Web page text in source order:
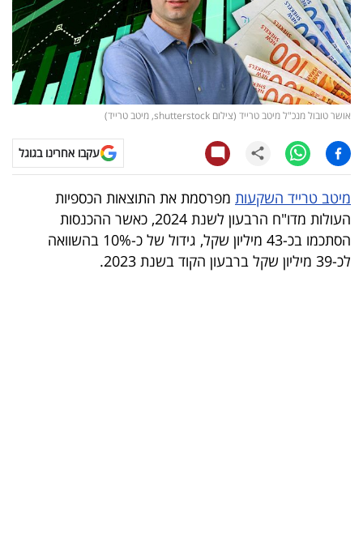
עסקית
קריפטו
ויראלי
עסקי
ספורט
קריירה
ולימודים
אושר טובול מנכ"ל מיטב טרייד (צילום shutterstock, מיטב טרייד)
עקבו אחרינו בגוגל
מיטב טרייד השקעות מפרסמת את התוצאות הכספיות
העולות מדו"ח הרבעון לשנת 2024, כאשר ההכנסות
הסתכמו בכ-43 מיליון שקל, גידול של כ-10% בהשוואה
לכ-39 מיליון שקל ברבעון הקוד בשנת 2023.